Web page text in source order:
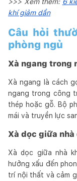
khí giảm dần
Câu hỏi
phòng ngủ
Xà ngang trong
Xà ngang là cách
ngang trong công
thép hoặc gỗ. Bộ
mái và truyền lực
Xà dọc giữa nhà
Xà dọc giữa nhà
hưởng xấu đến
trí nội thất và cảm